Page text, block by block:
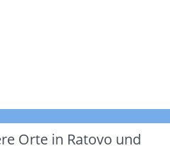
Orte in Ratovo und